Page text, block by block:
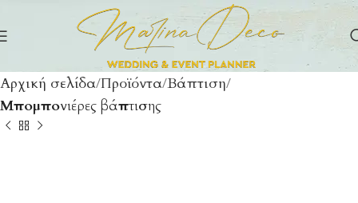
Αρχική σελίδα Προϊόντα Βάπτιση
Μπομπονιέρες βάπτισης